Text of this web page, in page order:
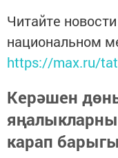
Читайте
национальном
https://max.ru/
Керәшен
яңалыкларны
карап